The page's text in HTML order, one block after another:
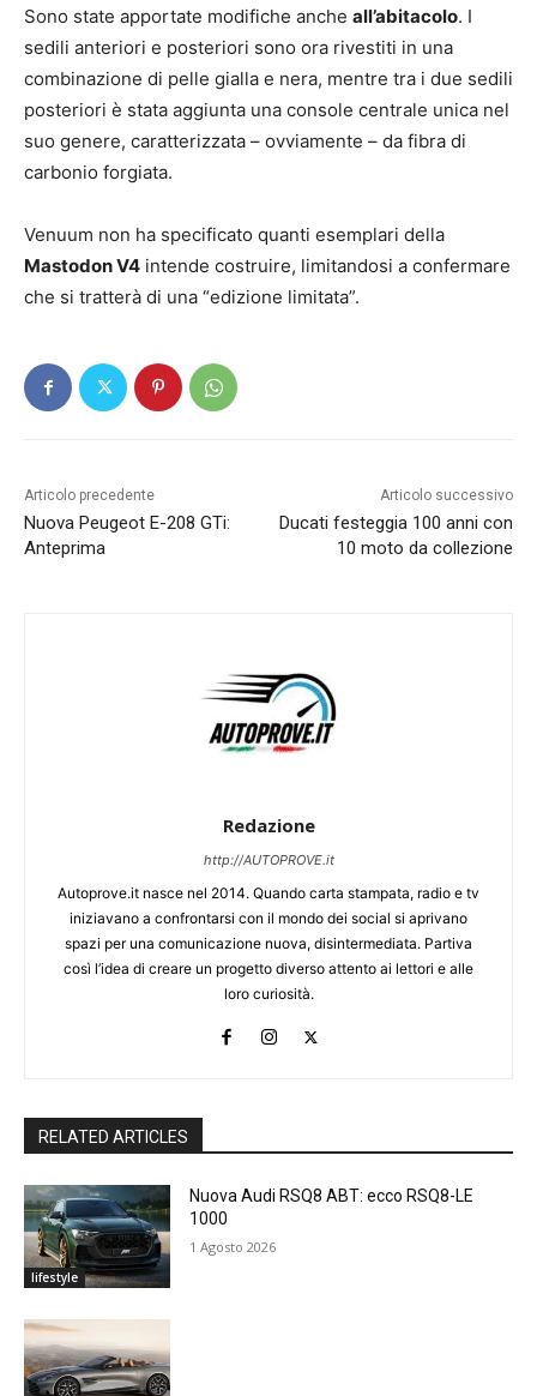
Sono state apportate modifiche anche all’abitacolo. I
sedili anteriori e posteriori sono ora rivestiti in una
combinazione di pelle gialla e nera, mentre tra i due sedili
posteriori è stata aggiunta una console centrale unica nel
suo genere, caratterizzata – ovviamente – da fibra di
carbonio forgiata.
Venuum non ha specificato quanti esemplari della
Mastodon V4 intende costruire, limitandosi a confermare
che si tratterà di una “edizione limitata”.
Articolo precedente
Nuova Peugeot E-208 GTi:
Anteprima
Articolo successivo
Ducati festeggia 100 anni con
10 moto da collezione
Redazione
http://AUTOPROVE.it
Autoprove.it nasce nel 2014. Quando carta stampata, radio e tv
iniziavano a confrontarsi con il mondo dei social si aprivano
spazi per una comunicazione nuova, disintermediata. Partiva
così l’idea di creare un progetto diverso attento ai lettori e alle
loro curiosità.
RELATED ARTICLES
lifestyle
Nuova Audi RSQ8 ABT: ecco RSQ8-LE
1000
1 Agosto 2026